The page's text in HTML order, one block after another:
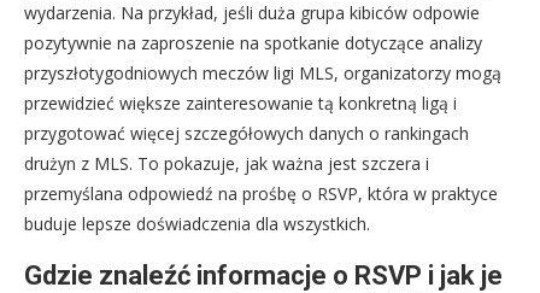
wydarzenia. Na przykład, jeśli duża grupa kibiców odpowie
pozytywnie na zaproszenie na spotkanie dotyczące analizy
przyszłotygodniowych meczów ligi MLS, organizatorzy mogą
przewidzieć większe zainteresowanie tą konkretną ligą i
przygotować więcej szczegółowych danych o rankingach
drużyn z MLS. To pokazuje, jak ważna jest szczera i
przemyślana odpowiedź na prośbę o RSVP, która w praktyce
buduje lepsze doświadczenia dla wszystkich.
Gdzie znaleźć informacje o RSVP i jak je